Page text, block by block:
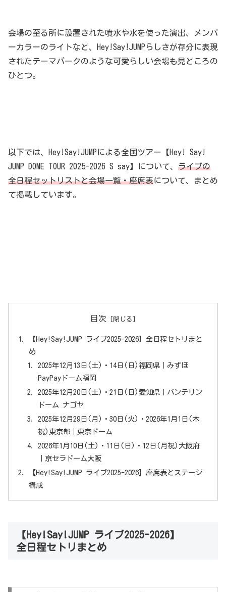
会場の至る所に設置された噴水や水を使った演出、メンバ
ーカラーのライトなど、Hey!Say!JUMPらしさが存分に表現
されたテーマパークのような可愛らしい会場も見どころの
ひとつ。
以下では、Hey!Say!JUMPによる全国ツアー【Hey! Say!
JUMP DOME TOUR 2025-2026 S say】について、 ライブの
全日程セットリストと会場一覧・座席表について、まとめ
て掲載しています。
目次
【Hey!Say!JUMP ライブ2025-2026】全日程セトリまと
め
2025年12月13日(土)・14日(日)福岡県｜みずほ
PayPayドーム福岡
2025年12月20日(土)・21日(日)愛知県｜バンテリン
ドーム ナゴヤ
2025年12月29日(月)・30日(火)・2026年1月1日(木
祝)東京都｜東京ドーム
2026年1月10日(土)・11日(日)・12日(月祝)大阪府
｜京セラドーム大阪
【Hey!Say!JUMP ライブ2025-2026】座席表とステージ
構成
【Hey!Say!JUMP ライブ2025-2026】
全日程セトリまとめ